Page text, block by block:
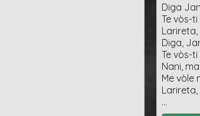
Diga
Te vòs-
Larireta,
Diga,
Te vòs-
Nani,
Me vòle
Larireta,
…